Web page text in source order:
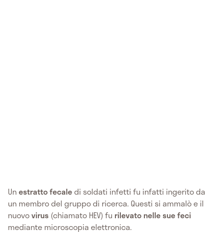
Unestratto fecaledi soldati infetti fu infatti ingerito da
un membro del gruppo di ricerca. Questi si ammalò e il
nuovovirus (chiamato HEV) fu rilevato nelle sue feci
mediante microscopia elettronica.